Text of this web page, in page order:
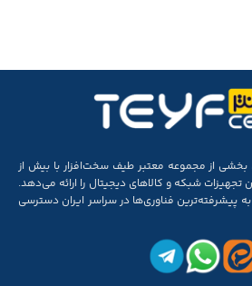
بخشی از مجموعه‌ معتبر طیف سخت‌افزار با بیش از
تجهیزات شبکه و کالاهای دیجیتال را ارائه می‌دهد.
پیشرفته‌ترین فناوری‌ها در سراسر ایران دسترسی